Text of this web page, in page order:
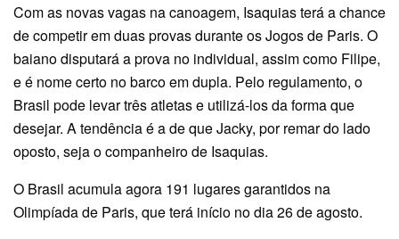
Com as novas vagas na canoagem, Isaquias terá a chance
de competir em duas provas durante os Jogos de Paris. O
baiano disputará a prova no individual, assim como Filipe,
e é nome certo no barco em dupla. Pelo regulamento, o
Brasil pode levar três atletas e utilizá-los da forma que
desejar. A tendência é a de que Jacky, por remar do lado
oposto, seja o companheiro de Isaquias.
O Brasil acumula agora 191 lugares garantidos na
Olimpíada de Paris, que terá início no dia 26 de agosto.